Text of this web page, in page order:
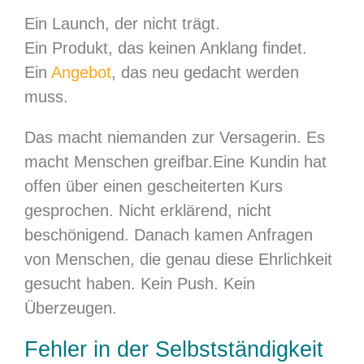
Ein Launch, der nicht trägt.
Ein Produkt, das keinen Anklang findet.
Ein Angebot, das neu gedacht werden
muss.
Das macht niemanden zur Versagerin. Es
macht Menschen greifbar.Eine Kundin hat
offen über einen gescheiterten Kurs
gesprochen. Nicht erklärend, nicht
beschönigend. Danach kamen Anfragen
von Menschen, die genau diese Ehrlichkeit
gesucht haben. Kein Push. Kein
Überzeugen.
Fehler in der Selbstständigkeit